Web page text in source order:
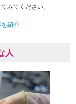
みてください。
紹介
人